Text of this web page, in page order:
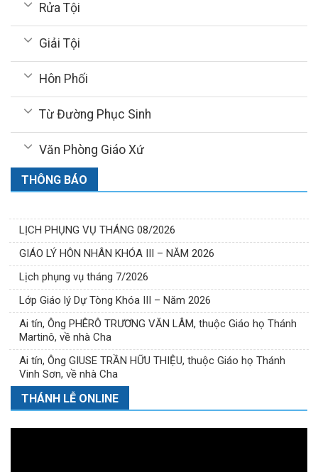
Rửa Tội
Giải Tội
Hôn Phối
Từ Đường Phục Sinh
Văn Phòng Giáo Xứ
THÔNG BÁO
LỊCH PHỤNG VỤ THÁNG 08/2026
GIÁO LÝ HÔN NHÂN KHÓA III – NĂM 2026
Lịch phụng vụ tháng 7/2026
Lớp Giáo lý Dự Tòng Khóa III – Năm 2026
Ai tín, Ông PHÊRÔ TRƯƠNG VĂN LÂM, thuộc Giáo họ Thánh
Martinô, về nhà Cha
Ai tín, Ông GIUSE TRẦN HỮU THIỆU, thuộc Giáo họ Thánh
Vinh Sơn, về nhà Cha
THÁNH LỄ ONLINE